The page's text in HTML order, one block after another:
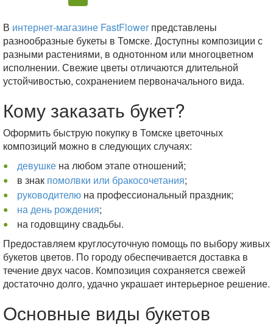
В интернет-магазине FastFlower представлены
разнообразные букеты в Томске. Доступны композиции с
разными растениями, в однотонном или многоцветном
исполнении. Свежие цветы отличаются длительной
устойчивостью, сохранением первоначального вида.
Кому заказать букет?
Оформить быструю покупку в Томске цветочных
композиций можно в следующих случаях:
девушкена любом этапе отношений;
в знак помолвки или бракосочетания;
руководителюна профессиональный праздник;
на день рождения;
на годовщину свадьбы.
Предоставляем круглосуточную помощь по выбору живых
букетов цветов. По городу обеспечивается доставка в
течение двух часов. Композиция сохраняется свежей
достаточно долго, удачно украшает интерьерное решение.
Основные виды букетов